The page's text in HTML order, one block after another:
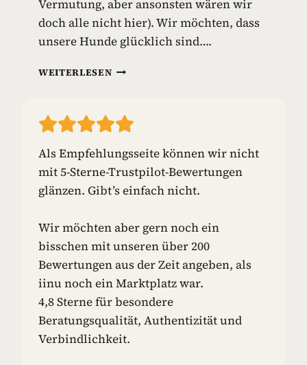
U
G
Vermutung, aber ansonsten wären wir
doch alle nicht hier). Wir möchten, dass
unsere Hunde glücklich sind….
WEITERLESENS
E
K
M
A
T
E
N
I
D
E
E
N
F
Als Empfehlungsseite können wir nicht
mit 5-Sterne-Trustpilot-Bewertungen
glänzen. Gibt’s einfach nicht.
Wir möchten aber gern noch ein
bisschen mit unseren über 200
Bewertungen aus der Zeit angeben, als
iinu noch ein Marktplatz war.
4,8 Sterne für besondere
Beratungsqualität, Authentizität und
Verbindlichkeit.